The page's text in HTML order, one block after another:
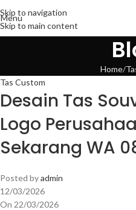
Skip to navigation
Skip to main content
Menu
Home
Tas Custom
Desain Tas
Logo
Sekarang WA
Posted byadmin
12/03/2026
On 22/03/2026